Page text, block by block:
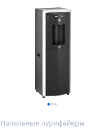
Напольные пурифайеры